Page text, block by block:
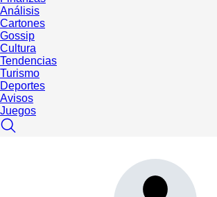
Análisis
Cartones
Gossip
Cultura
Tendencias
Turismo
Deportes
Avisos
Juegos